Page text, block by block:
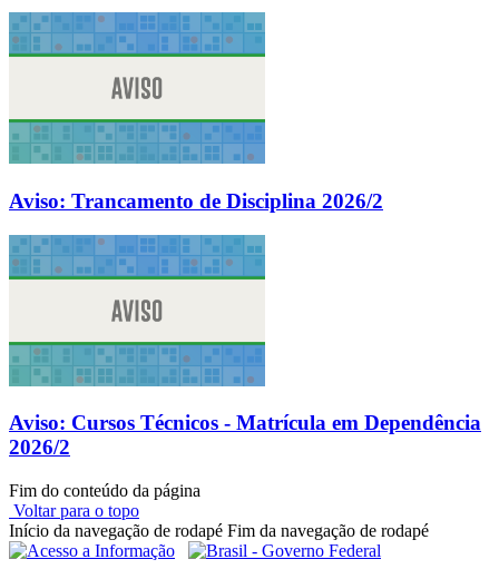
Aviso: Trancamento de Disciplina 2026/2
Aviso: Cursos Técnicos - Matrícula em Dependência
2026/2
Fim do conteúdo da página
Voltar para o topo
Início da navegação de rodapé Fim da navegação de rodapé